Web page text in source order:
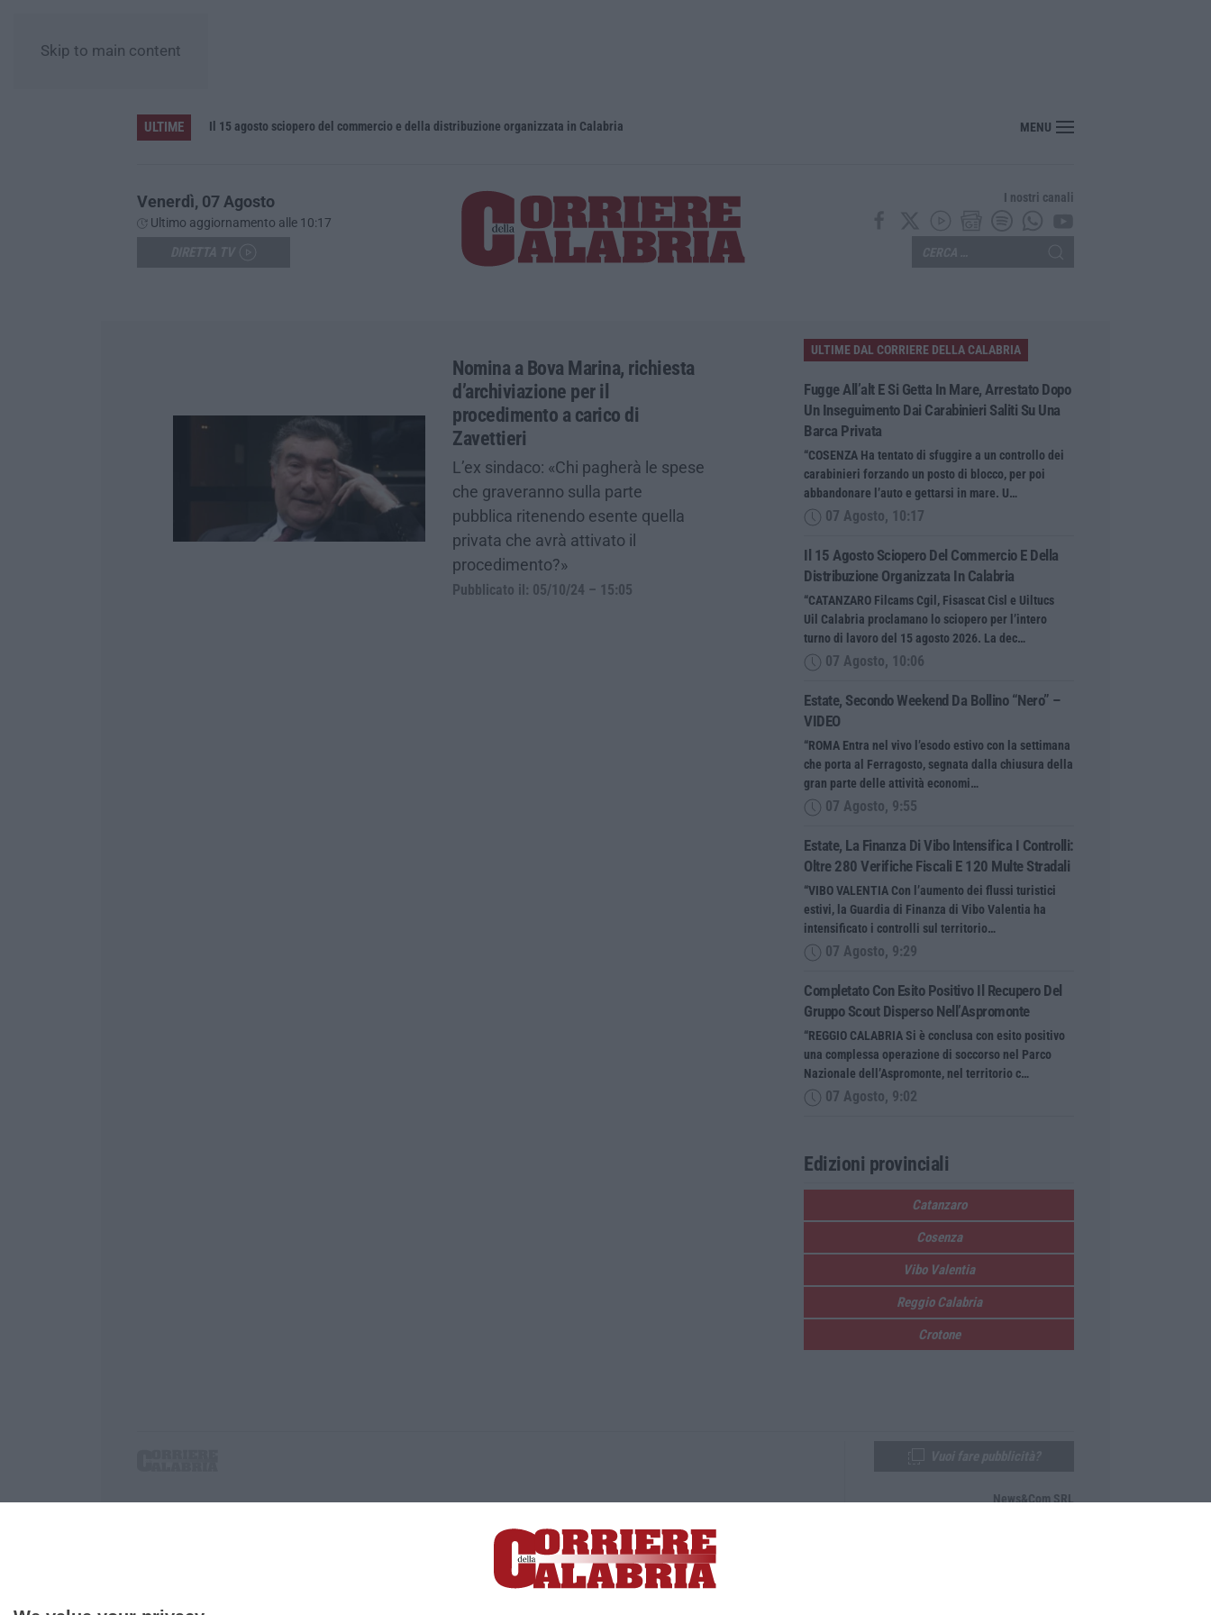
Skip to main content
ULTIME
Fugge all’alt e si getta in mare, arrestato dopo un inseguimento dai carabinieri saliti su una barca privata Il 15 agosto sciopero del commercio e della distribuzione organizzata in Calabria MENU
Venerdì, 07 Agosto
Ultimo aggiornamento alle 10:17
I nostri canali
Nomina a Bova Marina, richiesta
d’archiviazione per il
procedimento a carico di
Zavettieri
L’ex sindaco: «Chi pagherà le spese
che graveranno sulla parte
pubblica ritenendo esente quella
privata che avrà attivato il
procedimento?»
Pubblicato il: 05/10/24 – 15:05
ULTIME DAL CORRIERE DELLA CALABRIA
Fugge All’alt E Si Getta In Mare, Arrestato Dopo
Un Inseguimento Dai Carabinieri Saliti Su Una
Barca Privata
“COSENZA Ha tentato di sfuggire a un controllo dei
carabinieri forzando un posto di blocco, per poi
abbandonare l’auto e gettarsi in mare. U…
07 Agosto, 10:17
Il 15 Agosto Sciopero Del Commercio E Della
Distribuzione Organizzata In Calabria
“CATANZARO Filcams Cgil, Fisascat Cisl e Uiltucs
Uil Calabria proclamano lo sciopero per l’intero
turno di lavoro del 15 agosto 2026. La dec…
07 Agosto, 10:06
Estate, Secondo Weekend Da Bollino “nero” –
VIDEO
“ROMA Entra nel vivo l’esodo estivo con la settimana
che porta al Ferragosto, segnata dalla chiusura della
gran parte delle attività economi…
07 Agosto, 9:55
Estate, La Finanza Di Vibo Intensifica I Controlli:
Oltre 280 Verifiche Fiscali E 120 Multe Stradali
“VIBO VALENTIA Con l’aumento dei flussi turistici
estivi, la Guardia di Finanza di Vibo Valentia ha
intensificato i controlli sul territorio…
07 Agosto, 9:29
Completato Con Esito Positivo Il Recupero Del
Gruppo Scout Disperso Nell’Aspromonte
“REGGIO CALABRIA Si è conclusa con esito positivo
una complessa operazione di soccorso nel Parco
Nazionale dell’Aspromonte, nel territorio c…
07 Agosto, 9:02
Edizioni provinciali
Catanzaro
Cosenza
Vibo Valentia
Reggio Calabria
Crotone
P.IVA. 03199620794, Via del mare 6/G, S.Eufemia, Lamezia Terme (CZ)
Iscrizione tribunale di Lamezia Terme 5/2011 - Direttore responsabile Paola Militano |Privacy
News&Com SRL